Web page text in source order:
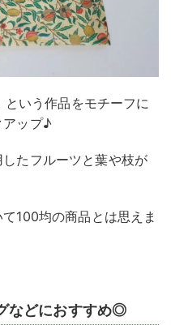
いう作品をモチーフに
アップ♪
たフルーツと葉や枝が
100均の商品とは思えま
などにおすすめ◎